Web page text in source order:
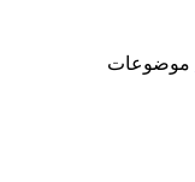
موضوعات